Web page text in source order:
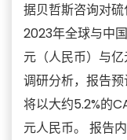
据贝哲斯咨询对硫
2023年全球与中
元（人民币）与
调研分析，报告
将以大约5.2%的
元人民币。 报告